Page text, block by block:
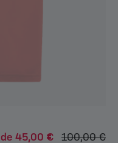
de 45,00 € 100,00 €